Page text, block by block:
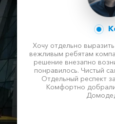
Хочу отдельно
вежливым ребятам
решение внезапно
понравилось. Чистый
Отдельный респект
Комфортно